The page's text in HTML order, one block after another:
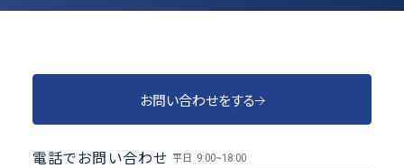
お問い合わせをする
電話でお問い合わせ 平日 9:00~18:00